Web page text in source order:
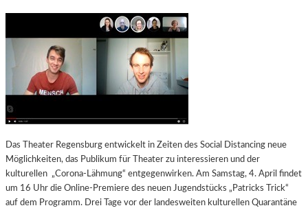
Das Theater Regensburg entwickelt in Zeiten des Social Distancing neue
Möglichkeiten, das Publikum für Theater zu interessieren und der
kulturellen „Corona-Lähmung“ entgegenwirken. Am Samstag, 4. April findet
um 16 Uhr die Online-Premiere des neuen Jugendstücks „Patricks Trick“
auf dem Programm. Drei Tage vor der landesweiten kulturellen Quarantäne